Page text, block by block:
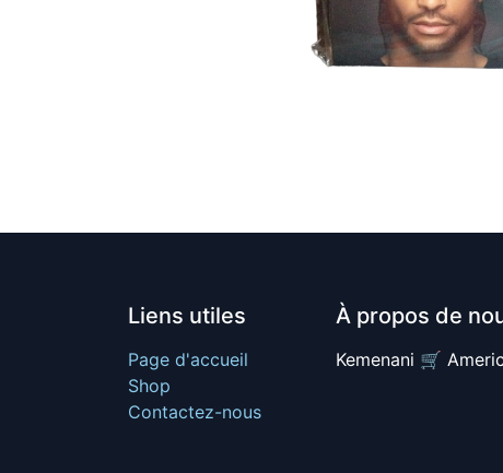
Liens utiles
Page d'accueil
Shop
Contactez-nous
À propos de
Kemenani 🛒